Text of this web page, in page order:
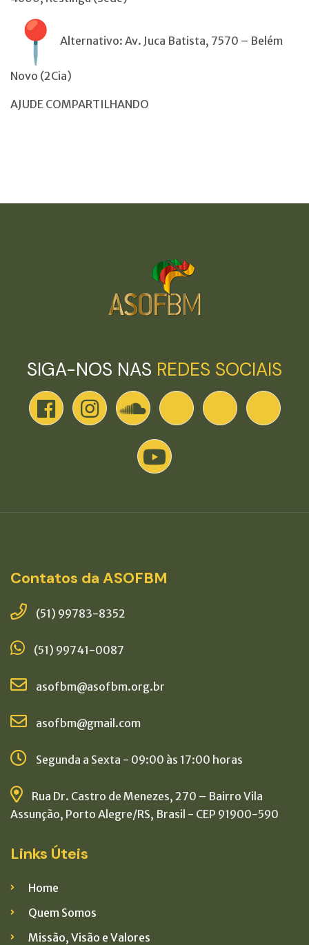
Alternativo: Av. Juca Batista, 7570 – Belém
Novo (2Cia)
AJUDE COMPARTILHANDO
SIGA-NOS NAS REDES SOCIAIS
Contatos da ASOFBM
(51) 99783-8352
(51) 99741-0087
asofbm@asofbm.org.br
asofbm@gmail.com
Segunda a Sexta - 09:00 às 17:00 horas
Rua Dr. Castro de Menezes, 270 – Bairro Vila
Assunção, Porto Alegre/RS, Brasil - CEP 91900-590
Links Úteis
Home
Quem Somos
Missão, Visão e Valores